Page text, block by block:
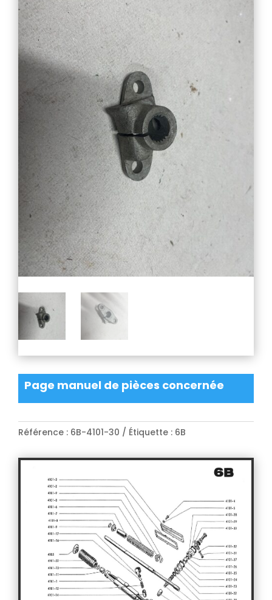
Page manuel de pièces concernée
Référence : 6B-4101-30 Étiquette : 6B